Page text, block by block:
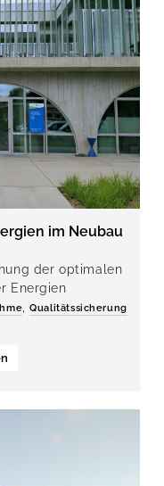
im Neubau
der optimalen
Energien
,Qualitätssicherung